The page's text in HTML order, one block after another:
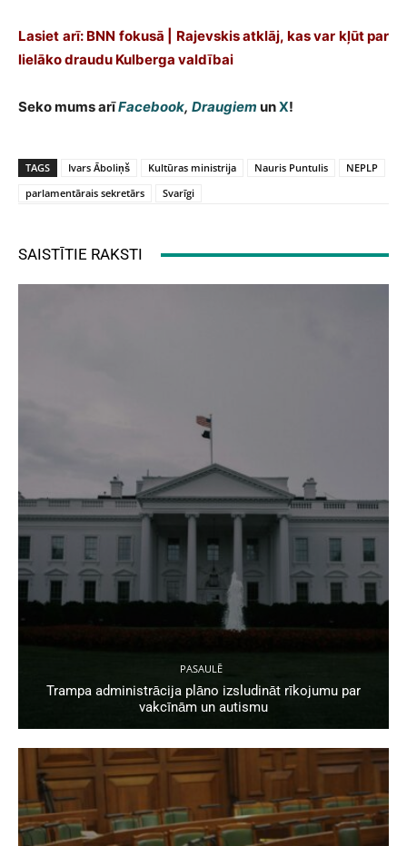
Lasiet arī: BNN fokusā | Rajevskis atklāj, kas var kļūt par
lielāko draudu Kulberga valdībai
Seko mums arīFacebook, Draugiem unX!
TAGS Ivars Āboliņš Kultūras ministrija Nauris Puntulis
NEPLP
parlamentārais sekretārs
Svarīgi
SAISTĪTIE RAKSTI
PASAULĒ
Trampa administrācija plāno izsludināt rīkojumu par
vakcīnām un autismu